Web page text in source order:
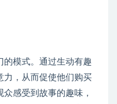
的模式。通过生动有趣
力，从而促使他们购买
感受到故事的趣味，